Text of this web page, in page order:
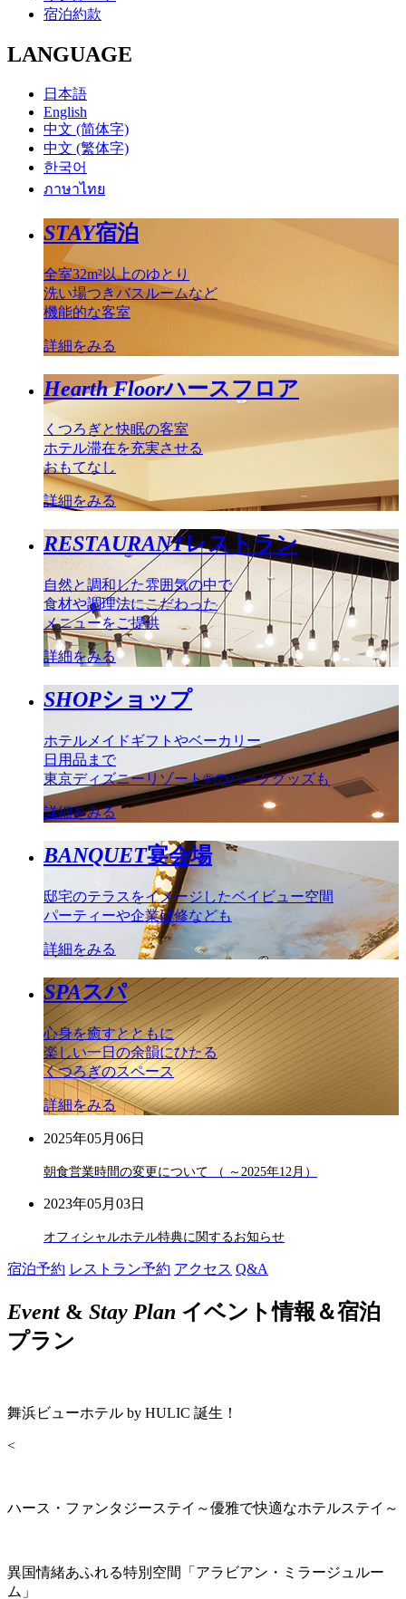
宿泊約款
LANGUAGE
日本語
English
中文 (简体字)
中文 (繁体字)
한국어
ภาษาไทย
STAY宿泊
全室32m²以上のゆとり
洗い場つきバスルームなど
機能的な客室
詳細をみる
Hearth Floorハースフロア
くつろぎと快眠の客室
ホテル滞在を充実させる
おもてなし
詳細をみる
RESTAURANTレストラン
自然と調和した雰囲気の中で
食材や調理法にこだわった
メニューをご提供
詳細をみる
SHOPショップ
ホテルメイドギフトやベーカリー
日用品まで
東京ディズニーリゾート®のパークグッズも
詳細をみる
BANQUET宴会場
邸宅のテラスをイメージしたベイビュー空間
パーティーや企業研修なども
詳細をみる
SPAスパ
心身を癒すとともに
楽しい一日の余韻にひたる
くつろぎのスペース
詳細をみる
2025年05月06日
朝食営業時間の変更について （ ～2025年12月）
2023年05月03日
オフィシャルホテル特典に関するお知らせ
宿泊予約 レストラン予約 アクセス Q&A
Event& Stay Plan イベント情報＆宿泊
プラン
舞浜ビューホテル by HULIC 誕生！
<
ハース・ファンタジーステイ～優雅で快適なホテルステイ～
異国情緒あふれる特別空間「アラビアン・ミラージュルー
ム」